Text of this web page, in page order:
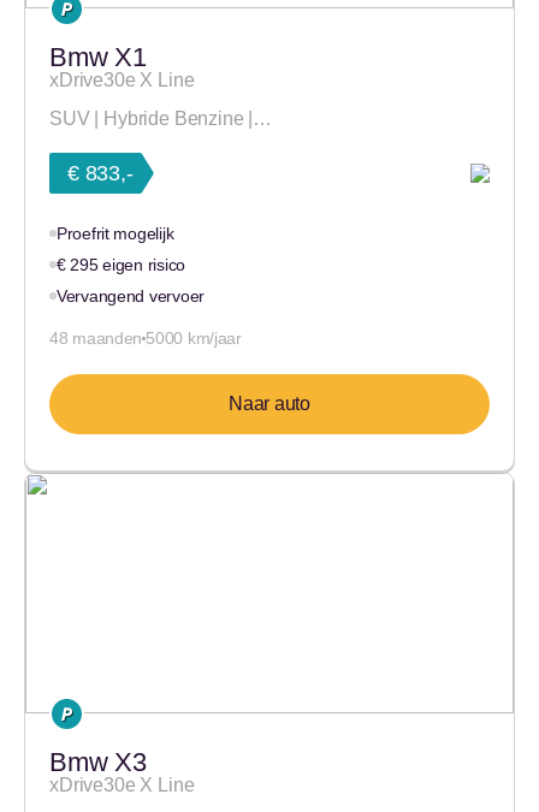
Bmw X1
xDrive30e X Line
SUV | Hybride Benzine |…
€ 833,-
Proefrit mogelijk
€ 295 eigen risico
Vervangend vervoer
48 maanden 5000 km/jaar
Naar auto
Bmw X3
xDrive30e X Line